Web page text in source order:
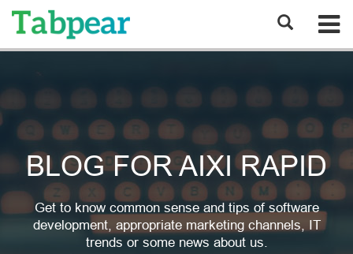
BLOG FOR AIXI RAPID
Get to know common sense and tips of software
development, appropriate marketing channels, IT
trends or some news about us.